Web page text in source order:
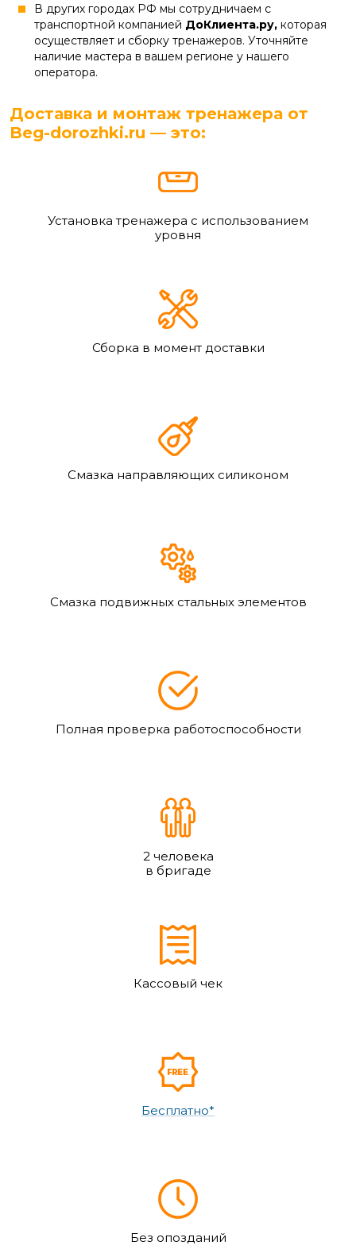
В других городах РФ мы сотрудничаем с
транспортной компанией ДоКлиента.ру, которая
осуществляет и сборку тренажеров. Уточняйте
наличие мастера в вашем регионе у нашего
оператора.
Доставка и монтаж тренажера от
Beg-dorozhki.ru — это:
Установка тренажера с использованием
уровня
Сборка в момент доставки
Смазка направляющих силиконом
Смазка подвижных стальных элементов
Полная проверка работоспособности
2 человека
в бригаде
Кассовый чек
Бесплатно*
Без опозданий